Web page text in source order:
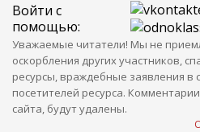
Войти с
помощью:
Уважаемые читатели! Мы не
оскорбления других участников,
ресурсы, враждебные заявления в
посетителей ресурса.
сайта, будут удалены.